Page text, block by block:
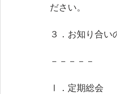
ださい。
３．お知り合
－－－－－
Ⅰ．定期総会